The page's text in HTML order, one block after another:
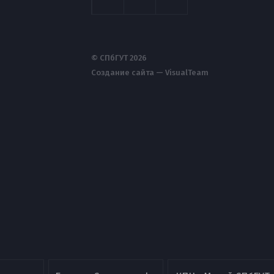
© СПбГУТ 2026
Создание сайта — VisualTeam